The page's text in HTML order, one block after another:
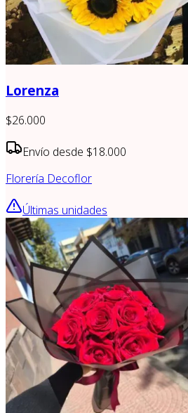
Lorenza
$26.000
Envío desde $18.000
Florería Decoflor
Últimas unidades